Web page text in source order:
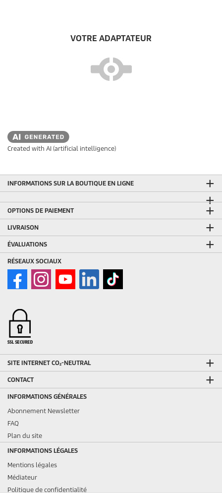
VOTRE ADAPTATEUR
Created with AI (artificial intelligence)
INFORMATIONS SUR LA BOUTIQUE EN LIGNE
OPTIONS DE PAIEMENT
LIVRAISON
ÉVALUATIONS
RÉSEAUX SOCIAUX
SITE INTERNET CO₂-NEUTRAL
CONTACT
INFORMATIONS GÉNÉRALES
Abonnement Newsletter
FAQ
Plan du site
INFORMATIONS LÉGALES
Mentions légales
Médiateur
Politique de confidentialité